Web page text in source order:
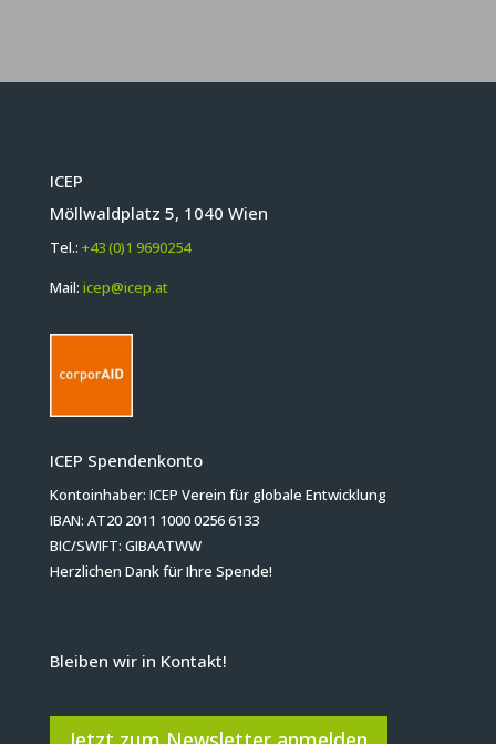
ICEP
Möllwaldplatz 5, 1040 Wien
Tel.: +43 (0)1 9690254
Mail: icep@icep.at
ICEP Spendenkonto
Kontoinhaber: ICEP Verein für globale Entwicklung
IBAN: AT20 2011 1000 0256 6133
BIC/SWIFT: GIBAATWW
Herzlichen Dank für Ihre Spende!
Bleiben wir in Kontakt!